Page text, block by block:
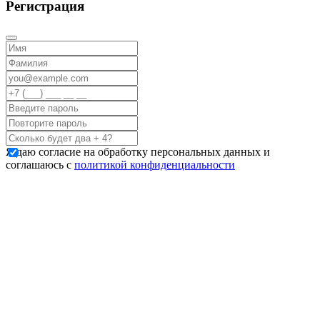
Регистрация
Я даю согласие на обработку персональных данных и
соглашаюсь с политикой конфиденциальности